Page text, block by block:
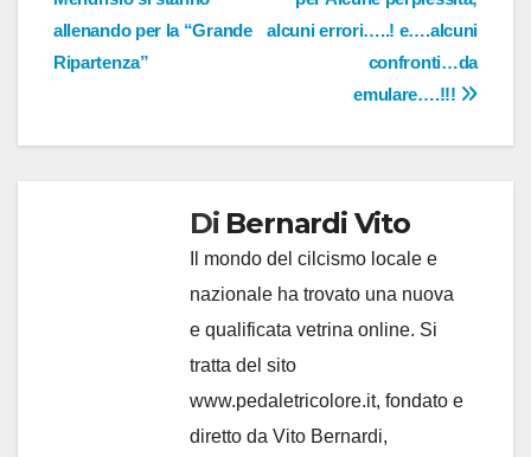
alcuni errori…..! e….alcuni
confronti…da
emulare….!!!
allenando per la “Grande
Ripartenza”
Di Bernardi Vito
Il mondo del cilcismo locale e
nazionale ha trovato una nuova
e qualificata vetrina online. Si
tratta del sito
www.pedaletricolore.it, fondato e
diretto da Vito Bernardi,